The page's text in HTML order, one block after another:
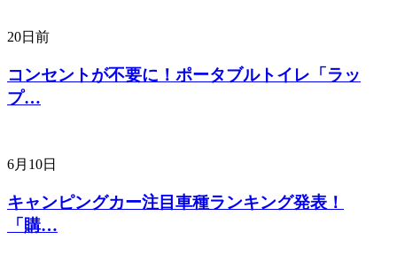
20日前
コンセントが不要に！ポータブルトイレ「ラッ
プ…
6月10日
キャンピングカー注目車種ランキング発表！
「購…